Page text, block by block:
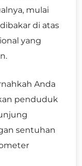
mulai
di atas
yang
Anda
penduduk
sentuhan